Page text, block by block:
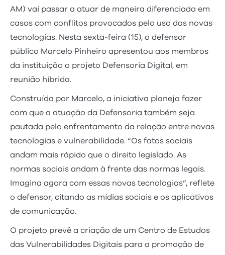
AM) vai passar a atuar de maneira diferenciada em
casos com conflitos provocados pelo uso das novas
tecnologias. Nesta sexta-feira (15), o defensor
público Marcelo Pinheiro apresentou aos membros
da instituição o projeto Defensoria Digital, em
reunião híbrida.
Construída por Marcelo, a iniciativa planeja fazer
com que a atuação da Defensoria também seja
pautada pelo enfrentamento da relação entre novas
tecnologias e vulnerabilidade. “Os fatos sociais
andam mais rápido que o direito legislado. As
normas sociais andam à frente das normas legais.
Imagina agora com essas novas tecnologias”, reflete
o defensor, citando as mídias sociais e os aplicativos
de comunicação.
O projeto prevê a criação de um Centro de Estudos
das Vulnerabilidades Digitais para a promoção de